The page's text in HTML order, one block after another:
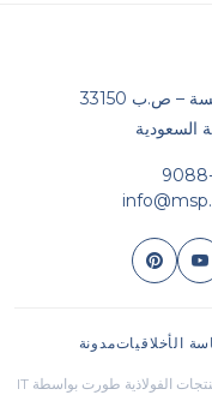
– ص.ب 33150
الأخلاقياتمدونة
2026 جميع الحقوق محفوظة. شركة مصنع متولي للمنتجات الفولاذية طورت بواسطة IT